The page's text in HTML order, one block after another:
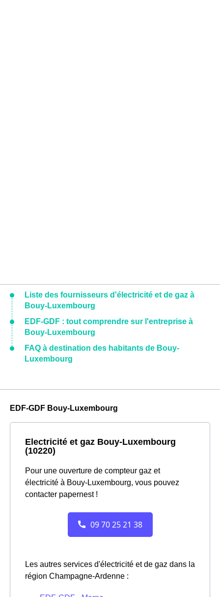
Liste des fournisseurs d'électricité et de gaz à
Bouy-Luxembourg
EDF-GDF : tout comprendre sur l'entreprise à
Bouy-Luxembourg
FAQ à destination des habitants de Bouy-
Luxembourg
EDF-GDF Bouy-Luxembourg
Electricité et gaz Bouy-Luxembourg
(10220)
Pour une ouverture de compteur gaz et
électricité à Bouy-Luxembourg, vous pouvez
contacter papernest !
Les autres services d'électricité et de gaz dans la
région Champagne-Ardenne :